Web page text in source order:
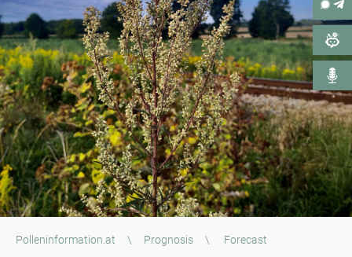
Polleninformation.at \ Prognosis \ Forecast